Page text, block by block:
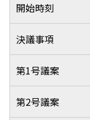
2024年
2023年
2022年
2019年
2018年
2017年
開始時刻
決議事項
第1号議案
第2号議案